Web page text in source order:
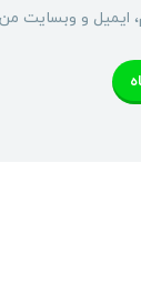
ایمیل و وبسایت